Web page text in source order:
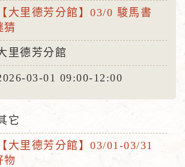
【大里德芳分館】03/0 駿馬書
猜
里德芳分館
03-01 09:00-12:00
它
【大里德芳分館】03/01-03/31
物